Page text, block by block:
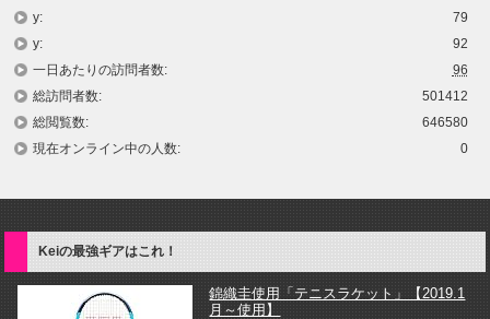
79
y:
92
y:
96
一日あたりの訪問者数:
501412
総訪問者数:
646580
総閲覧数:
0
現在オンライン中の人数:
Keiの最強ギアはこれ！
錦織圭使用「テニスラケット」【2019.1
月～使用】